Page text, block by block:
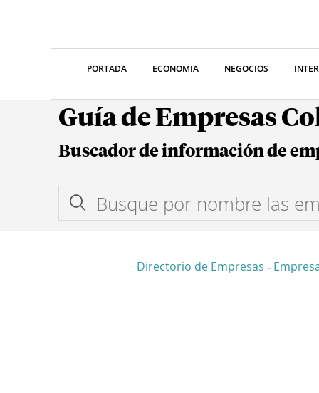
PORTADA ECONOMIA NEGOCIOS
Guía de Empresas
Buscador de información de
Directorio de Empresas -